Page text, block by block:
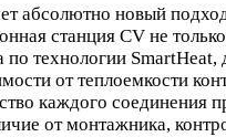
абсолютно новый
станция CV не
по технологии SmartHeat,
от теплоемкости
каждого соединения
от монтажника,